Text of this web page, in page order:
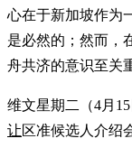
心在于新加坡作为
是必然的；然而，
舟共济的意识至关
维文星期二（4月
让区准候选人介绍